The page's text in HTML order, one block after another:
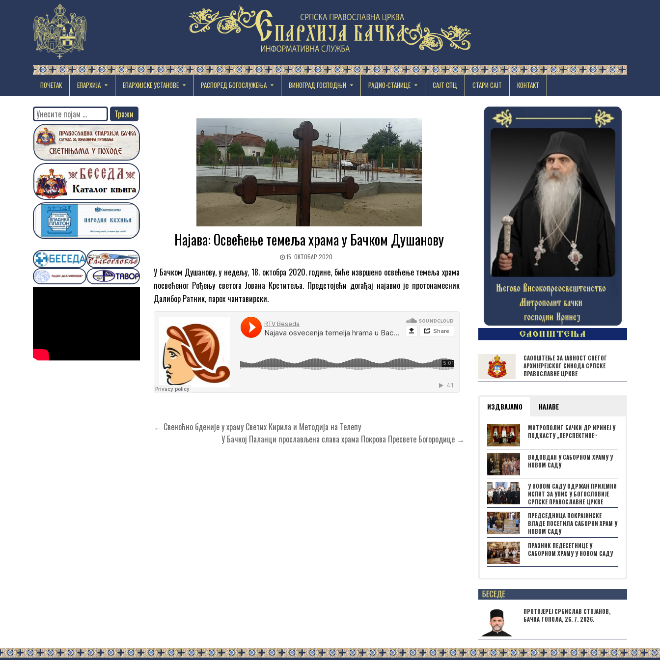
ПОЧЕТАК ЕПАРХИЈА EПАРХИЈСКЕ УСТАНОВЕ РАСПОРЕД БОГОСЛУЖЕЊА ВИНОГРАД ГОСПОДЊИ РАДИО-СТАНИЦЕ САЈТ СПЦ СТАРИ САЈТ КОНТАКТ
Најава: Освећење темеља храма у Бачком Душанову
15. ОКТОБАР 2020.
У Бачком Душанову, у недељу, 18. октобра 2020. године, биће извршено освећење темеља храма
посвећеног Рођењу светога Јована Крститеља. Предстојећи догађај најавио је протонамесник
Далибор Ратник, парох чантавирски.
Кретање
← Свеноћно бденије у храму Светих Кирила и Методија на Телепу
У Бачкој Паланци прослављена слава храма Покрова Пресвете Богородице →
Search
for:
САОПШТЕЊЕ ЗА ЈАВНОСТ СВЕТОГ
АРХИЈЕРЕЈСКОГ СИНОДА СРПСКЕ
ПРАВОСЛАВНЕ ЦРКВЕ
ИЗДВАЈАМО НАЈАВЕ
МИТРОПОЛИТ БАЧКИ ДР ИРИНЕЈ У
ПОДКАСТУ „ПЕРСПЕКТИВЕˮ
ВИДОВДАН У САБОРНОМ ХРАМУ У
НОВОМ САДУ
У НОВОМ САДУ ОДРЖАН ПРИЈЕМНИ
ИСПИТ ЗА УПИС У БОГОСЛОВИЈЕ
СРПСКЕ ПРАВОСЛАВНЕ ЦРКВЕ
ПРЕДСЕДНИЦА ПОКРАЈИНСКЕ
ВЛАДЕ ПОСЕТИЛА САБОРНИ ХРАМ У
НОВОМ САДУ
ПРАЗНИК ПЕДЕСЕТНИЦЕ У
САБОРНОМ ХРАМУ У НОВОМ САДУ
Posts not found
ПРОТОЈЕРЕЈ СРБИСЛАВ СТОЈАНОВ,
БАЧКА ТОПОЛА, 26. 7. 2026.